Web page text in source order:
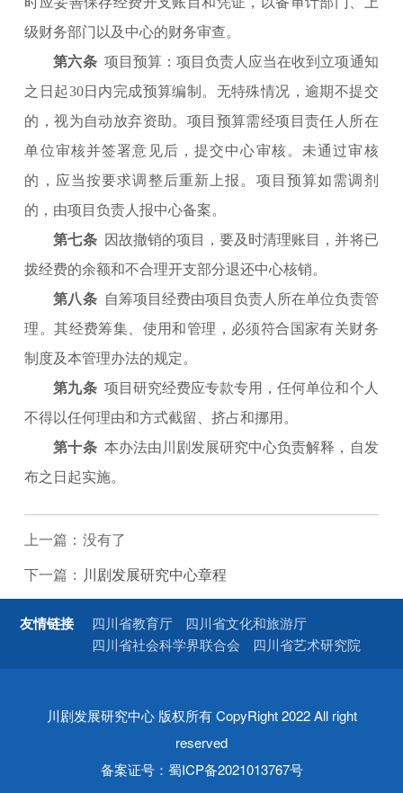
级财务部门以及中心的财务审查。
第六条项目预算：项目负责人应当在收到立项通知
之日起30日内完成预算编制。无特殊情况，逾期不提交
的，视为自动放弃资助。项目预算需经项目责任人所在
单位审核并签署意见后，提交中心审核。未通过审核
的，应当按要求调整后重新上报。项目预算如需调剂
的，由项目负责人报中心备案。
第七条因故撤销的项目，要及时清理账目，并将已
拨经费的余额和不合理开支部分退还中心核销。
第八条自筹项目经费由项目负责人所在单位负责管
理。其经费筹集、使用和管理，必须符合国家有关财务
制度及本管理办法的规定。
第九条项目研究经费应专款专用，任何单位和个人
不得以任何理由和方式截留、挤占和挪用。
第十条本办法由川剧发展研究中心负责解释，自发
布之日起实施。
上一篇： 没有了
下一篇： 川剧发展研究中心章程
友情链接 四川省教育厅
四川省文化和旅游厅
四川省社会科学界联合会
四川省艺术研究院
川剧发展研究中心 版权所有 CopyRight 2022 All right
reserved
备案证号： 蜀ICP备2021013767号